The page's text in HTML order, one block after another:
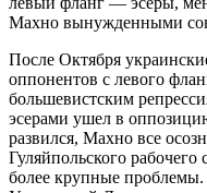
Махно вынужденными
После Октября
оппонентов с левого
большевистским
эсерами ушел в
развился, Махно все
Гуляйпольского рабочего
более крупные проблемы.